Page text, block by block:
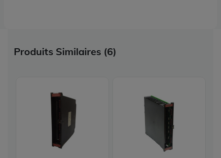
Produits Similaires (6)